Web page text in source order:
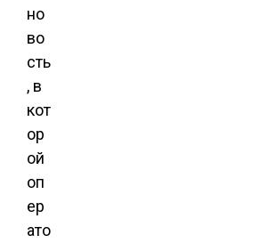
но
во
сть
, в
кот
ор
ой
оп
ер
ато